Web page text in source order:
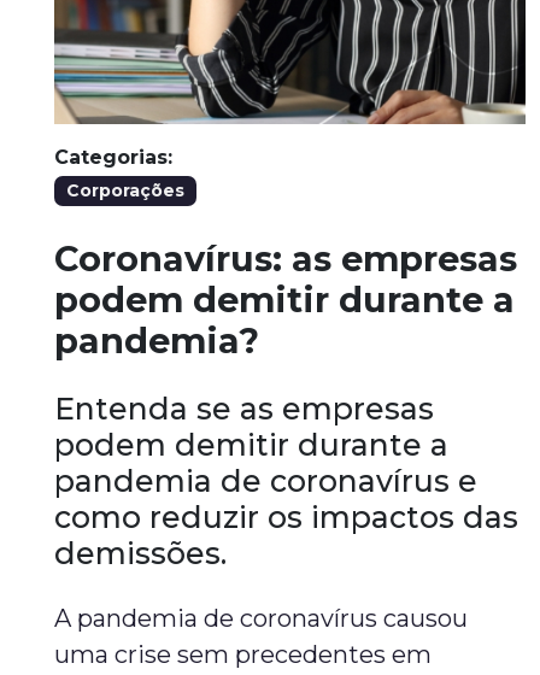
Categorias:
Corporações
Coronavírus: as empresas
podem demitir durante a
pandemia?
Entenda se as empresas
podem demitir durante a
pandemia de coronavírus e
como reduzir os impactos das
demissões.
A pandemia de coronavírus causou
uma crise sem precedentes em